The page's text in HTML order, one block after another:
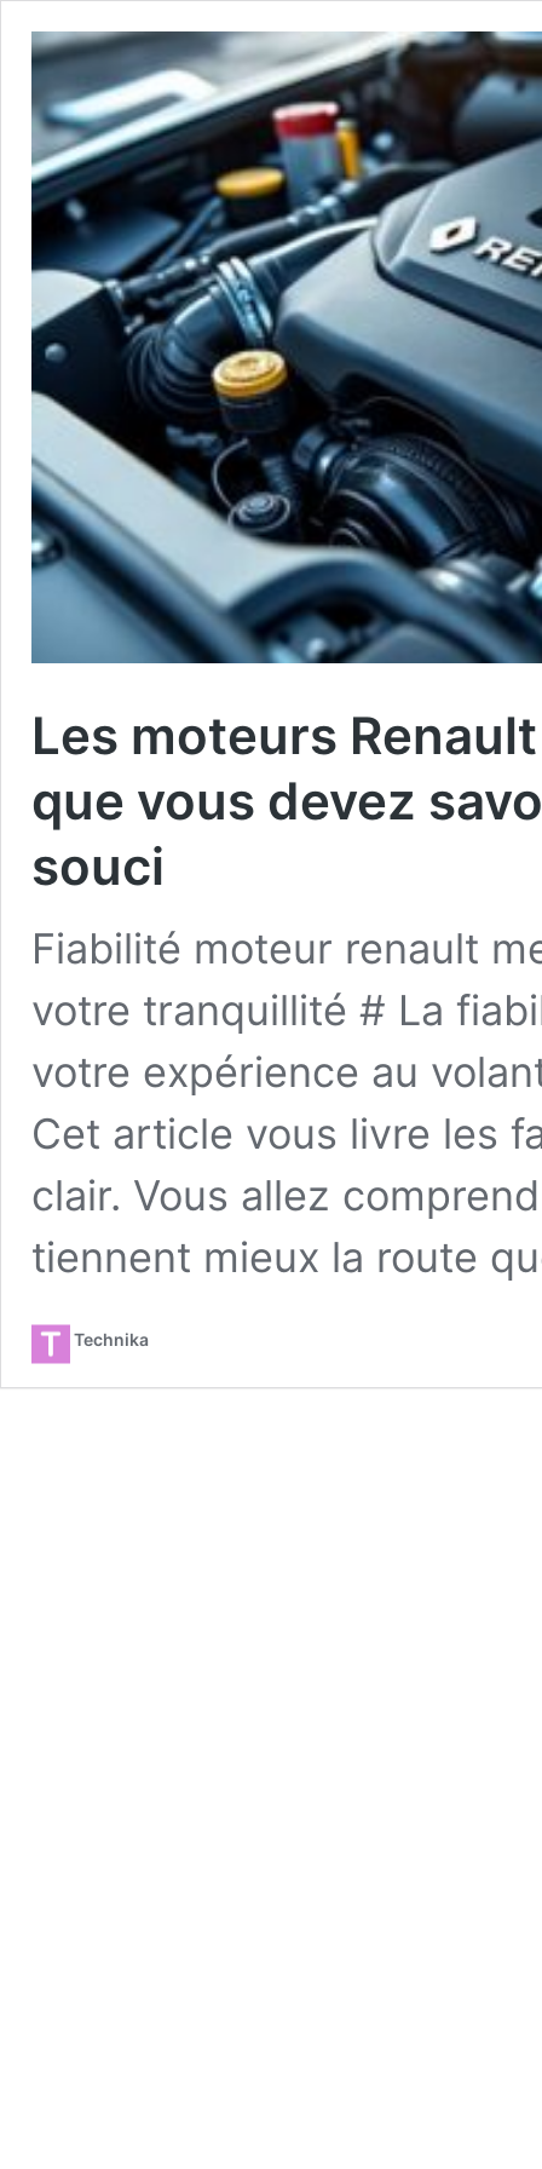
Les moteurs
que vous devez
souci
Fiabilité moteur renault
votre tranquillité # La
votre expérience au
Cet article vous livre les
clair. Vous allez
tiennent mieux la route
Technika